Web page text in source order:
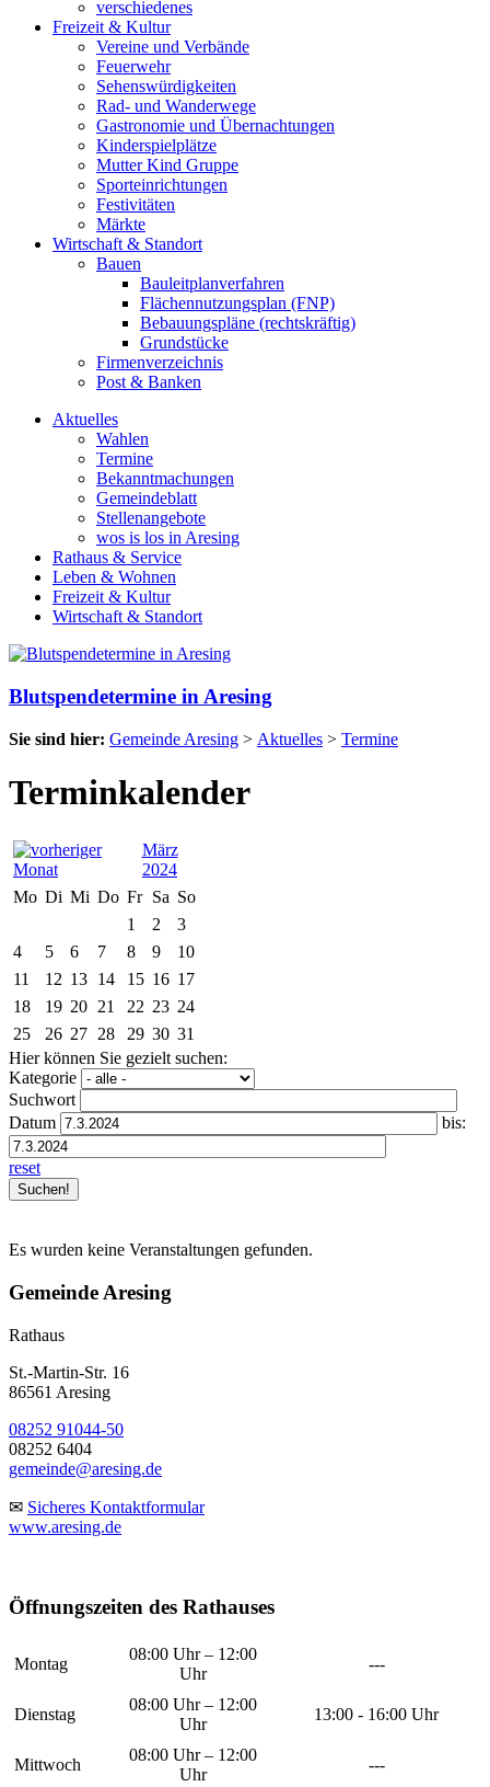
verschiedenes
Freizeit & Kultur
Vereine und Verbände
Feuerwehr
Sehenswürdigkeiten
Rad- und Wanderwege
Gastronomie und Übernachtungen
Kinderspielplätze
Mutter Kind Gruppe
Sporteinrichtungen
Festivitäten
Märkte
Wirtschaft & Standort
Bauen
Bauleitplanverfahren
Flächennutzungsplan (FNP)
Bebauungspläne (rechtskräftig)
Grundstücke
Firmenverzeichnis
Post & Banken
Aktuelles
Wahlen
Termine
Bekanntmachungen
Gemeindeblatt
Stellenangebote
wos is los in Aresing
Rathaus & Service
Leben & Wohnen
Freizeit & Kultur
Wirtschaft & Standort
Blutspendetermine in Aresing
Sie sind hier: Gemeinde Aresing > Aktuelles > Termine
Terminkalender
März
2024
Mo Di Mi Do Fr Sa So
1
2
3
4
5 6 7 8 9
10
11
12 13 14 15 16 17
18
19 20 21 22 23 24
25
26 27 28 29 30 31
Hier können Sie gezielt suchen:
Kategorie
Suchwort
Datum
bis:
reset
Es wurden keine Veranstaltungen gefunden.
Gemeinde Aresing
Rathaus
St.-Martin-Str. 16
86561 Aresing
08252 91044-50
08252 6404
gemeinde@aresing.de
✉ Sicheres Kontaktformular
www.aresing.de
Öffnungszeiten des Rathauses
Montag
08:00 Uhr – 12:00
Uhr
---
Dienstag
08:00 Uhr – 12:00
Uhr
13:00 - 16:00 Uhr
Mittwoch
08:00 Uhr – 12:00
Uhr
---